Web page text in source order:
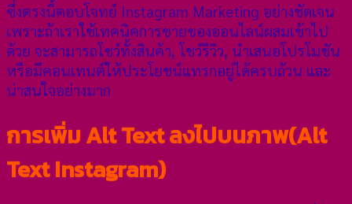
ซึ่งตรงนี้ตอบโจทย์ Instagram Marketing อย่างชัดเจน
เพราะถ้าเราใช้เทคนิคการขายของออนไลน์ผสมเข้าไป
ด้วย จะสามารถโชว์ทั้งสินค้า, โชว์รีวิว, นำเสนอโปรโมชัน
หรือมีคอนเทนต์ให้ประโยชน์แทรกอยู่ได้ครบถ้วน และ
น่าสนใจอย่างมาก
การเพิ่ม Alt Text ลงไปบนภาพ(Alt
Text Instagram)